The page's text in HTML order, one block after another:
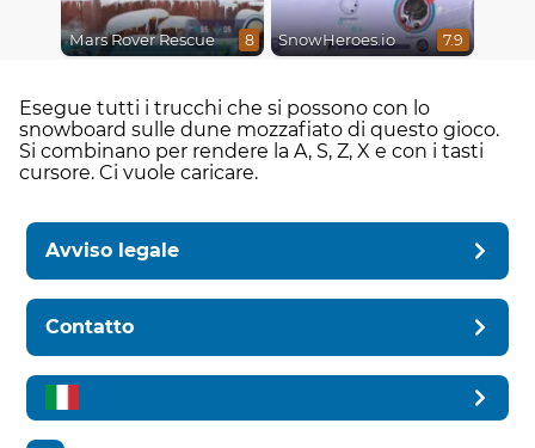
Mars Rover Rescue 8 SnowHeroes.io 7.9
Esegue tutti i trucchi che si possono con lo
snowboard sulle dune mozzafiato di questo gioco.
Si combinano per rendere la A, S, Z, X e con i tasti
cursore. Ci vuole caricare.
Avviso legale
Contatto